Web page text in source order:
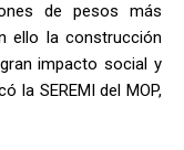
de pesos más
ello la construcción
impacto social y
la SEREMI del MOP,